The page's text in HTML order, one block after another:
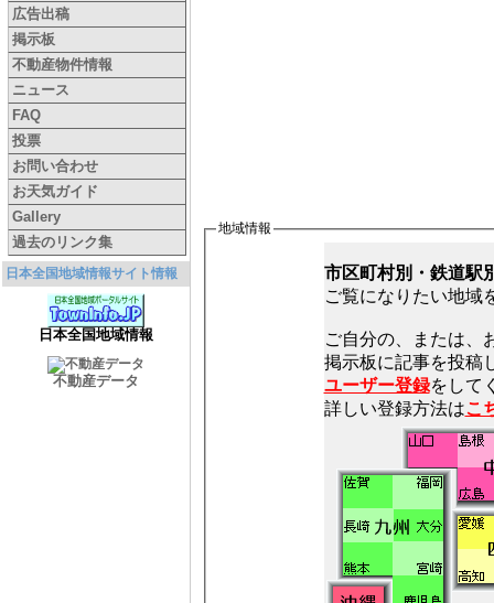
広告出稿
掲示板
不動産物件情報
ニュース
FAQ
投票
お問い合わせ
お天気ガイド
Gallery
過去のリンク集
日本全国地域情報サイト情報
日本全国地域情報
不動産データ
地域情報
市区町村別・鉄道駅
ご覧になりたい地域
ご自分の、または、
ユーザー登録をして
詳しい登録方法はこ